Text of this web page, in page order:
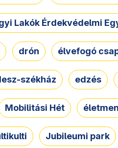
Lakók Érdekvédelmi
drón élvefogó
székház edzés
Mobilitási Hét
Jubileumi park